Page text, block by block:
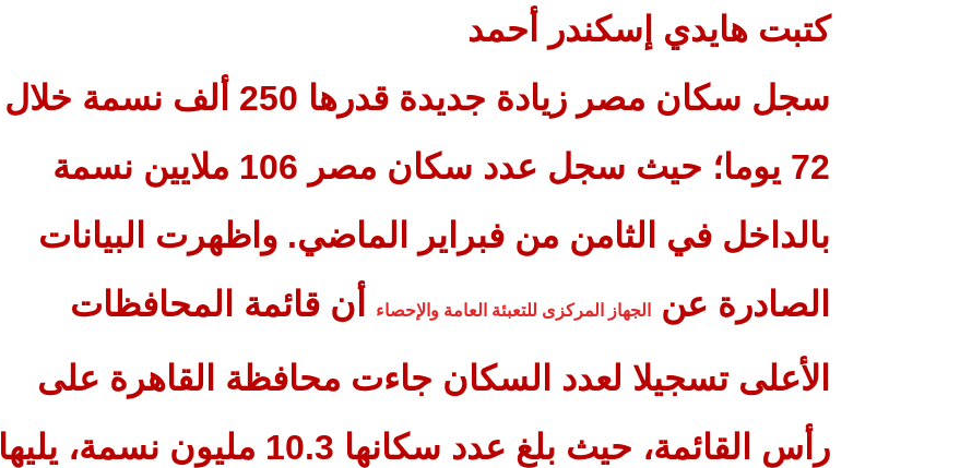
كتبت هايدي إسكندر أحمد
سجل سكان مصر زيادة جديدة قدرها 250 ألف نسمة خلال
72 يوما؛ حيث سجل عدد سكان مصر 106 ملايين نسمة
بالداخل في الثامن من فبراير الماضي. واظهرت البيانات
الصادرة عن
الجهاز المركزى للتعبئة العامة والإحصاء
أن قائمة المحافظات
الأعلى تسجيلا لعدد السكان جاءت محافظة القاهرة على
رأس القائمة، حيث بلغ عدد سكانها 10.3 مليون نسمة، يليها